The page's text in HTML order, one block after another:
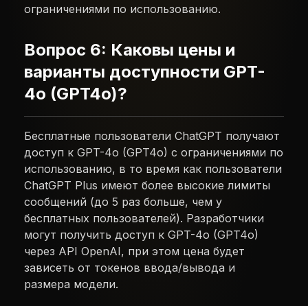
ограничениями по использованию.
Вопрос 6: Каковы цены и
варианты доступности GPT-
4o (GPT4o)?
Бесплатные пользователи ChatGPT получают
доступ к GPT-4o (GPT4o) с ограничениями по
использованию, в то время как пользователи
ChatGPT Plus имеют более высокие лимиты
сообщений (до 5 раз больше, чем у
бесплатных пользователей). Разработчики
могут получить доступ к GPT-4o (GPT4o)
через API OpenAI, при этом цена будет
зависеть от токенов ввода/вывода и
размера модели.